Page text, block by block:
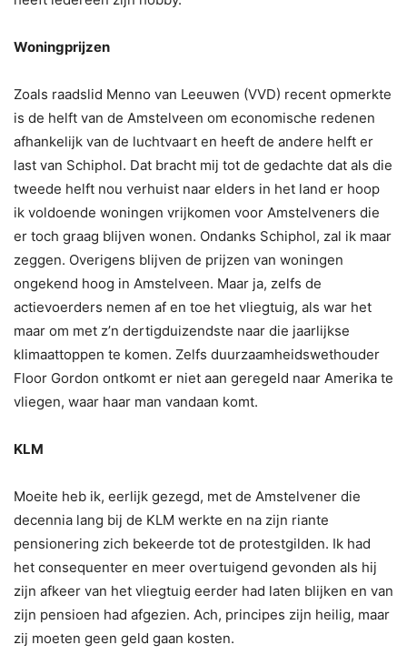
Woningprijzen
Zoals raadslid Menno van Leeuwen (VVD) recent opmerkte
is de helft van de Amstelveen om economische redenen
afhankelijk van de luchtvaart en heeft de andere helft er
last van Schiphol. Dat bracht mij tot de gedachte dat als die
tweede helft nou verhuist naar elders in het land er hoop
ik voldoende woningen vrijkomen voor Amstelveners die
er toch graag blijven wonen. Ondanks Schiphol, zal ik maar
zeggen. Overigens blijven de prijzen van woningen
ongekend hoog in Amstelveen. Maar ja, zelfs de
actievoerders nemen af en toe het vliegtuig, als war het
maar om met z’n dertigduizendste naar die jaarlijkse
klimaattoppen te komen. Zelfs duurzaamheidswethouder
Floor Gordon ontkomt er niet aan geregeld naar Amerika te
vliegen, waar haar man vandaan komt.
KLM
Moeite heb ik, eerlijk gezegd, met de Amstelvener die
decennia lang bij de KLM werkte en na zijn riante
pensionering zich bekeerde tot de protestgilden. Ik had
het consequenter en meer overtuigend gevonden als hij
zijn afkeer van het vliegtuig eerder had laten blijken en van
zijn pensioen had afgezien. Ach, principes zijn heilig, maar
zij moeten geen geld gaan kosten.